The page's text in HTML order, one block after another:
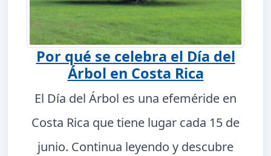
Por qué se celebra el Día del
Árbol en Costa Rica
El Día del Árbol es una efeméride en
Costa Rica que tiene lugar cada 15 de
junio. Continua leyendo y descubre